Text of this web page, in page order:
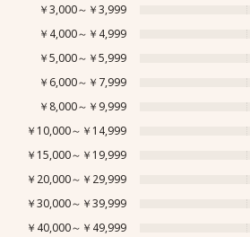
￥3,000～￥3,999
￥4,000～￥4,999
￥5,000～￥5,999
￥6,000～￥7,999
￥8,000～￥9,999
￥10,000～￥14,999
￥15,000～￥19,999
￥20,000～￥29,999
￥30,000～￥39,999
￥40,000～￥49,999